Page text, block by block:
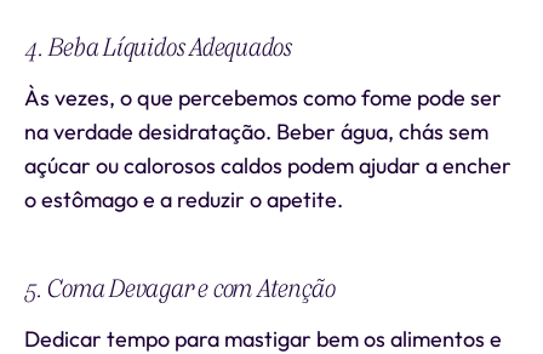
4. Beba Líquidos Adequados
Às vezes, o que percebemos como fome pode ser
na verdade desidratação. Beber água, chás sem
açúcar ou calorosos caldos podem ajudar a encher
o estômago e a reduzir o apetite.
5. Coma Devagar e com Atenção
Dedicar tempo para mastigar bem os alimentos e